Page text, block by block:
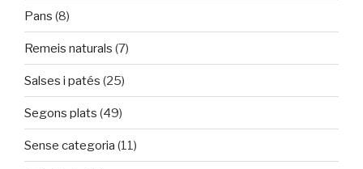
Pans (8)
Remeis naturals (7)
Salses i patés (25)
Segons plats (49)
Sense categoria (11)